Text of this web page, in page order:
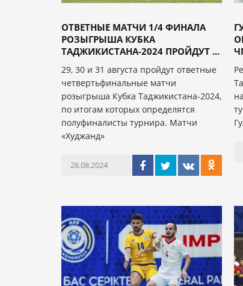
ОТВЕТНЫЕ МАТЧИ 1/4 ФИНАЛА
РОЗЫГРЫША КУБКА
ТАДЖИКИСТАНА-2024 ПРОЙДУТ ...
29, 30 и 31 августа пройдут ответные
четвертьфинальные матчи
розыгрыша Кубка Таджикистана-2024,
по итогам которых определятся
полуфиналисты турнира. Матчи
«Худжанд»
28.08.2024